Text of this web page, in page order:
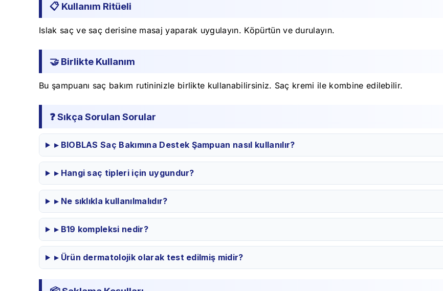
📋 Kullanım Ritüeli
Islak saç ve saç derisine masaj yaparak uygulayın. Köpürtün ve durulayın.
🤝 Birlikte Kullanım
Bu şampuanı saç bakım rutininizle birlikte kullanabilirsiniz. Saç kremi ile kombine edilebilir.
❓ Sıkça Sorulan Sorular
▸ BIOBLAS Saç Bakımına Destek Şampuan nasıl kullanılır?
▸ Hangi saç tipleri için uygundur?
▸ Ne sıklıkla kullanılmalıdır?
▸ B19 kompleksi nedir?
▸ Ürün dermatolojik olarak test edilmiş midir?